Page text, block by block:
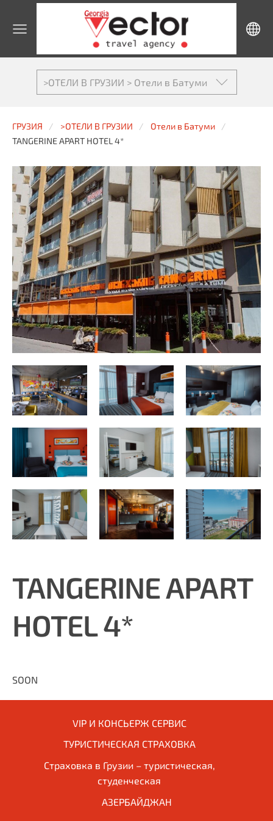
>ОТЕЛИ В ГРУЗИИ > Отели в Батуми
ГРУЗИЯ >ОТЕЛИ В ГРУЗИИ
Отели в Батуми
TANGERINE APART HOTEL 4*
TANGERINE APART
HOTEL 4*
SOON
VIP И КОНСЬЕРЖ СЕРВИС
ТУРИСТИЧЕСКАЯ СТРАХОВКА
Страховка в Грузии – туристическая,
студенческая
АЗЕРБАЙДЖАН